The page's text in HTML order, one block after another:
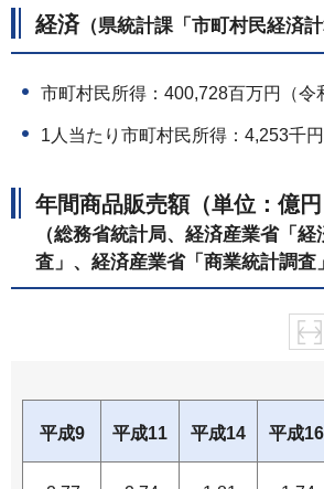
経済（県統計課「市町村民経済計
市町村民所得：400,728百万円（令
1人当たり市町村民所得：4,253千円
年間商品販売額（単位：億円
（総務省統計局、経済産業省「
査」、経済産業省「商業統計調査
平成9 平成11 平成14 平成16